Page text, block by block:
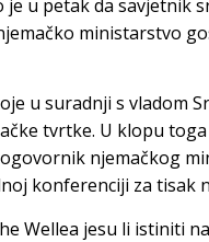
je u petak da savjetnik
ministarstvo
u suradnji s vladom
tvrtke. U klopu
njemačkog
konferenciji za tisak
Wellea jesu li istiniti